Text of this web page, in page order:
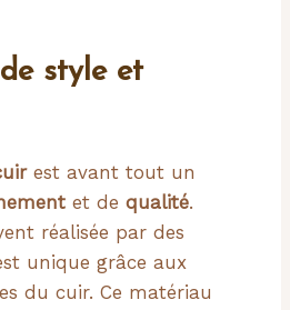
style et
est avant tout un
et de qualité.
réalisée par des
unique grâce aux
du cuir. Ce matériau